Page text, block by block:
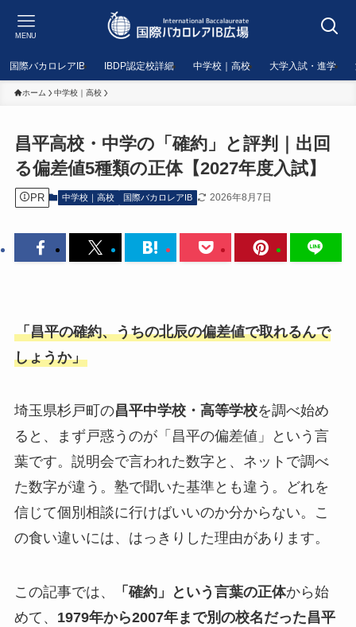
MENU
国際バカロレアIB IBDP認定校詳細 中学校｜高校 大学入試・進学
ホーム 中学校｜高校
昌平高校・中学の「確約」と評判｜出回
る偏差値5種類の正体【2027年度入試】
PR 中学校｜高校 国際バカロレアIB 2026年8月7日
「昌平の確約、うちの北辰の偏差値で取れるんで
しょうか」
埼玉県杉戸町の昌平中学校・高等学校を調べ始め
ると、まず戸惑うのが「昌平の偏差値」という言
葉です。説明会で言われた数字と、ネットで調べ
た数字が違う。塾で聞いた基準とも違う。どれを
信じて個別相談に行けばいいのか分からない。こ
の食い違いには、はっきりした理由があります。
この記事では、 「確約」という言葉の正体から始
めて、 1979年から2007年まで別の校名だった昌平